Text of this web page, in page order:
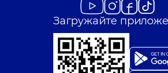
Загружайте